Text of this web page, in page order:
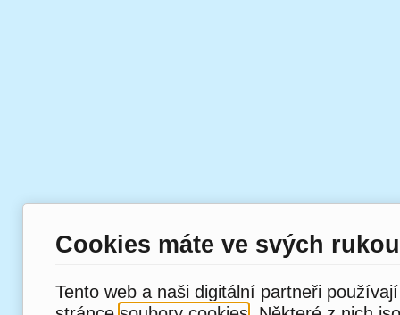
Cookies máte ve svých rukou
Tento web a naši digitální partneři